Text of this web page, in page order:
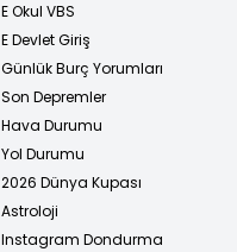
E Okul VBS
E Devlet Giriş
Günlük Burç Yorumları
Son Depremler
Hava Durumu
Yol Durumu
2026 Dünya Kupası
Astroloji
Instagram Dondurma